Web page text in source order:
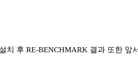
치 후 RE-BENCHMARK 결과 또한 앞